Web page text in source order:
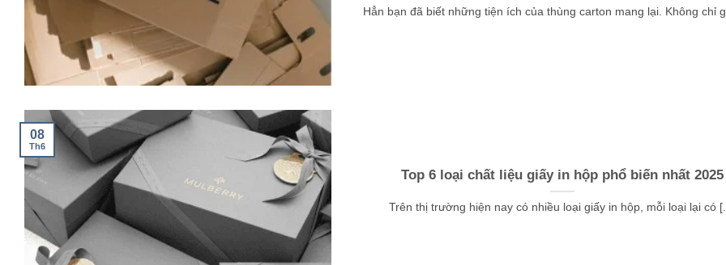
Hẳn bạn đã biết những tiện ích của thùng carton mang lại. Không chỉ
Top 6 loại chất liệu giấy in hộp phổ biến nhất 2025
Trên thị trường hiện nay có nhiều loại giấy in hộp, mỗi loại lại có
08
Th6